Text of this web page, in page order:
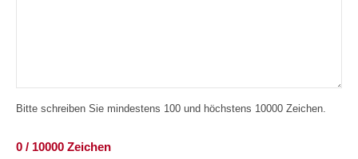
Bitte schreiben Sie mindestens 100 und höchstens 10000 Zeichen.
0 / 10000 Zeichen